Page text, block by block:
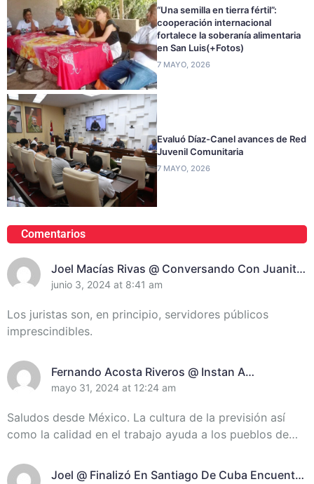
“Una semilla en tierra fértil”:
cooperación internacional
fortalece la soberanía alimentaria
en San Luis(+Fotos)
7 MAYO, 2026
Evaluó Díaz-Canel avances de Red
Juvenil Comunitaria
7 MAYO, 2026
Comentarios
Joel Macías Rivas @ Conversando Con Juanita
Randich, Presidenta De La Unión De Juristas En
junio 3, 2024 at 8:41 am
Los juristas son, en principio, servidores públicos
imprescindibles.
Fernando Acosta Riveros @ Instan A
Incrementar El Control De Recursos En
mayo 31, 2024 at 12:24 am
Saludos desde México. La cultura de la previsión así
como la calidad en el trabajo ayuda a los pueblos de…
Joel @ Finalizó En Santiago De Cuba Encuentro